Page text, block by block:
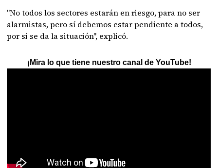
"No todos los sectores estarán en riesgo, para no ser
alarmistas, pero sí debemos estar pendiente a todos,
por si se da la situación", explicó.
¡Mira lo que tiene nuestro canal de YouTube!